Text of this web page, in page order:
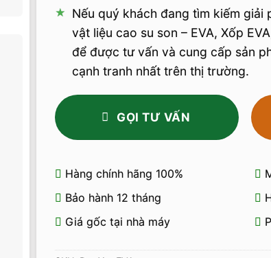
Nếu quý khách đang tìm kiếm giải
vật liệu cao su son – EVA, Xốp
để được tư vấn và cung cấp sản
cạnh tranh nhất trên thị trường.
GỌI TƯ VẤN
Hàng chính hãng 100%
Bảo hành 12 tháng
Giá gốc tại nhà máy